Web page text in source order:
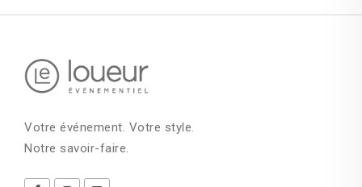
Votre événement. Votre style.
Notre savoir-faire.